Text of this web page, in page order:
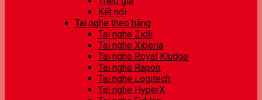
Kết nối
Tai nghe theo hãng
Tai nghe Zidli
Tai nghe Xiberia
Tai nghe Royal Kludge
Tai nghe Rapoo
Tai nghe Logitech
Tai nghe HyperX